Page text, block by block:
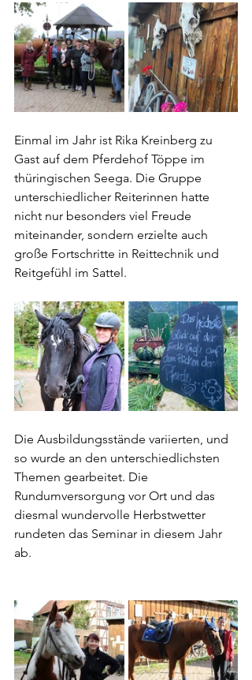
Einmal im Jahr ist Rika Kreinberg zu
Gast auf dem Pferdehof Töppe im
thüringischen Seega. Die Gruppe
unterschiedlicher Reiterinnen hatte
nicht nur besonders viel Freude
miteinander, sondern erzielte auch
große Fortschritte in Reittechnik und
Reitgefühl im Sattel.
Die Ausbildungsstände variierten, und
so wurde an den unterschiedlichsten
Themen gearbeitet. Die
Rundumversorgung vor Ort und das
diesmal wundervolle Herbstwetter
rundeten das Seminar in diesem Jahr
ab.